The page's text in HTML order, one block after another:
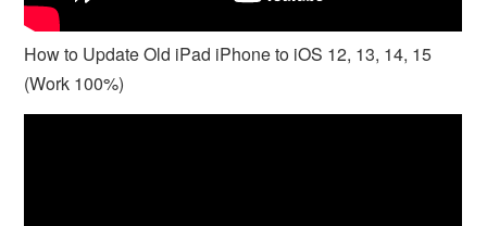
How to Update Old iPad iPhone to iOS 12, 13, 14, 15
(Work 100%)